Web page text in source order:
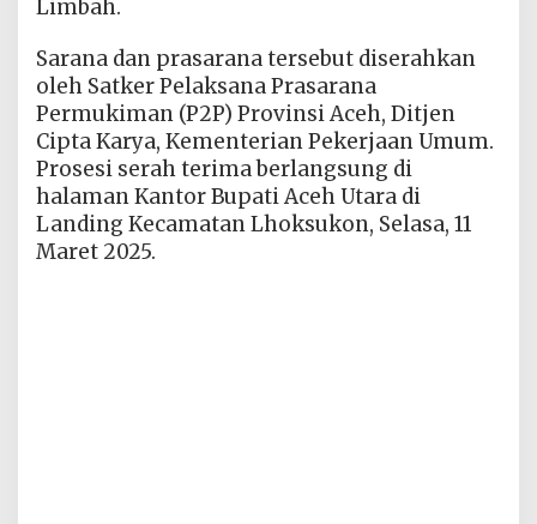
Limbah.
Sarana dan prasarana tersebut diserahkan
oleh Satker Pelaksana Prasarana
Permukiman (P2P) Provinsi Aceh, Ditjen
Cipta Karya, Kementerian Pekerjaan Umum.
Prosesi serah terima berlangsung di
halaman Kantor Bupati Aceh Utara di
Landing Kecamatan Lhoksukon, Selasa, 11
Maret 2025.